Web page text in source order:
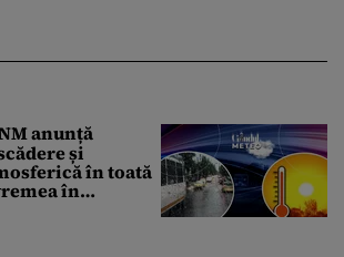
anunță
și
în toată
în
vin vijeliile